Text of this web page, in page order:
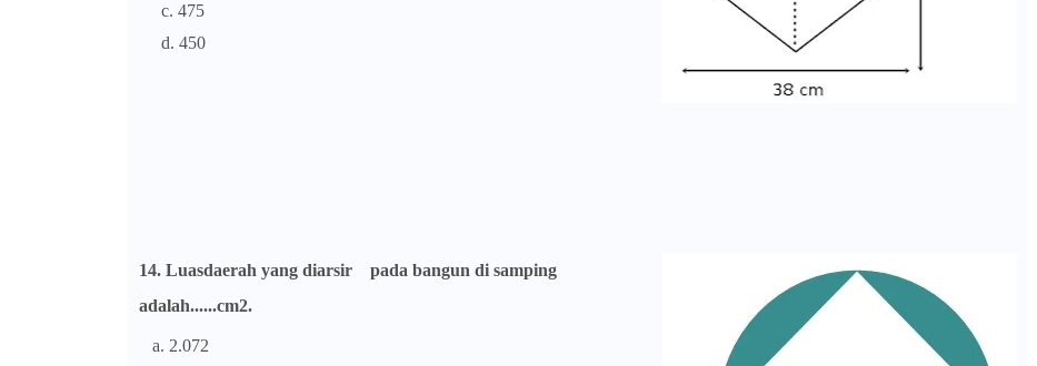
c. 475
d. 450
14. Luasdaerah yang diarsir pada bangun di samping
adalah......cm2.
a. 2.072